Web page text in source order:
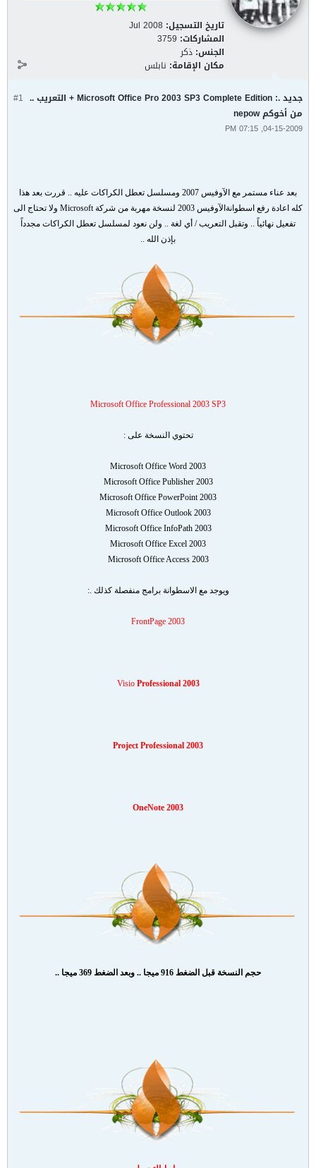
تاريخ التسجيل: Jul 2008
المشاركات: 3759
الجنس: ذكر
مكان الإقامة: نابلس
#1 جديد .: Microsoft Office Pro 2003 SP3 Complete Edition + التعريب ..
من أخوكم nepow
04-15-2009, 07:15 PM
بعد عناء مستمر مع الآوفيس 2007 ومسلسل تعطل الكراكات عليه .. قررت بعد هذا
كله اعادة رفع اسطوانةالآوفيس 2003 لنسخة مهربة من شركة Microsoft ولا تحتاج الى
تفعيل نهائياً .. وتقبل التعريب / أي لغة .. ولن نعود لمسلسل تعطل الكراكات مجدداً
بإذن الله ..
Microsoft Office Professional 2003 SP3
تحتوي النسخة على :
Microsoft Office Word 2003
Microsoft Office Publisher 2003
Microsoft Office PowerPoint 2003
Microsoft Office Outlook 2003
Microsoft Office InfoPath 2003
Microsoft Office Excel 2003
Microsoft Office Access 2003
ويوجد مع الاسطوانة برامج منفصلة كذلك .:
FrontPage 2003
Visio Professional 2003
Project Professional 2003
OneNote 2003
حجم النسخة قبل الضغط 916 ميجا .. وبعد الضغط 369 ميجا ..